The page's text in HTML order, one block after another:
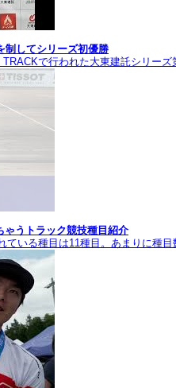
制してシリーズ初優勝
で行われた大東建託シリー
ゃうトラック競技種目紹介
ている種目は11種目。あまりに種